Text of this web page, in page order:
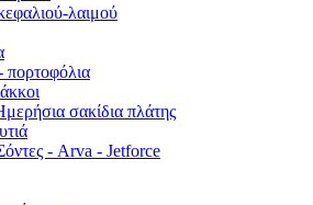
λαιμού
σακίδια πλάτης
- Arva - Jetforce